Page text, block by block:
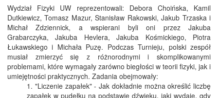
Wydział Fizyki UW reprezentowali: Debora Choińska, Kamil
Dutkiewicz, Tomasz Mazur, Stanisław Rakowski, Jakub Trzaska i
Michał Zdziennick, a wspierani byli oni przez Jakuba
Grabarczyka, Jakuba Hevlera, Jakuba Kośmickiego, Piotra
Łukawskiego i Michała Puzę. Podczas Turnieju, polski zespół
musiał zmierzyć się z różnorodnymi i skomplikowanymi
problemami, które wymagały zarówno biegłości w teorii fizyki, jak i
umiejętności praktycznych. Zadania obejmowały:
"Liczenie zapałek" - Jak dokładnie można określić liczbę
zapałek w pudełku na podstawie dźwięku, jaki wydaje, gdy